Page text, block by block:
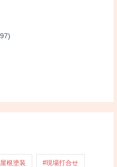
根塗装 #現場打合せ